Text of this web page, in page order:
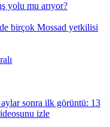
yolu mu arıyor?
birçok Mossad yetkilisi
sonra ilk görüntü: 13
izle